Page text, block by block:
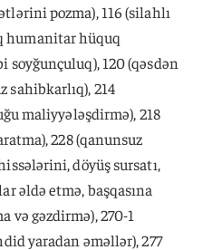
pozma), 116 (silahlı
humanitar hüquq
soyğunçuluq), 120 (qəsdən
sahibkarlıq), 214
maliyyələşdirmə), 218
228 (qanunsuz
döyüş sursatı,
əldə etmə, başqasına
və gəzdirmə), 270-1
yaradan əməllər), 277